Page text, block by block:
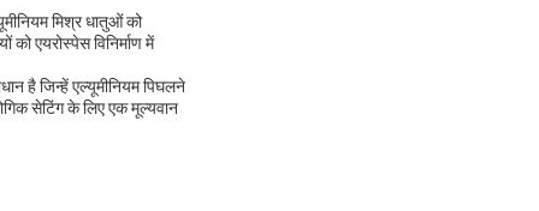
मिश्र धातुओं को
एयरोस्पेस विनिर्माण में
है जिन्हें एल्यूमीनियम पिघलने
सेटिंग के लिए एक मूल्यवान